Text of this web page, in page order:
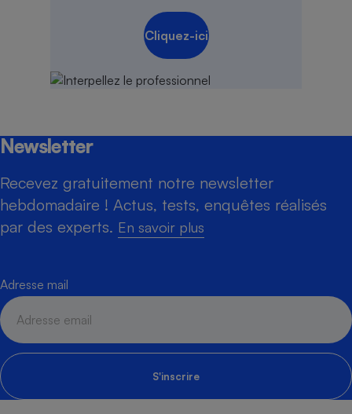
Cliquez-ici
Newsletter
Recevez gratuitement notre newsletter
hebdomadaire ! Actus, tests, enquêtes réalisés
par des experts. En savoir plus
Adresse mail
S'inscrire